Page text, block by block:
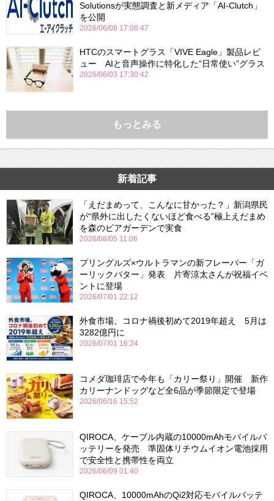
Solutionsが実態調査と新メディア「AI-Clutch」
を公開
2026/06/08 17:08:47
HTCのスマートグラス「VIVE Eagle」製品レビ
ュー AIと音声操作に特化した“日常使い”グラス
2026/06/03 17:30:42
もっとみる
新着記事
「えだまめって、こんなに甘かった？」新潟県民
が“県外に出したくないほど食べる”極上えだまめ
を森のビアガーデンで実食
2026/08/05 11:06
プリングルズ×ウルトラマンの新フレーバー「ガ
ーリックバター」発表 片寄涼太さんが祝福イベ
ントに登場
2026/07/01 22:12
外食市場、コロナ禍後初めて2019年超え 5月は
3282億円に
2026/07/01 16:24
コメダ珈琲店で今年も「カリー祭り」開催 新作
カリーナンドッグなど全6品が季節限定で登場
2026/06/16 15:52
QIROCA、ケーブル内蔵の10000mAhモバイルバ
ッテリーを発売 準固体リチウムイオン電池採用
で安全性と携帯性を両立
2026/06/09 01:40
QIROCA、10000mAhのQi2対応モバイルバッテ